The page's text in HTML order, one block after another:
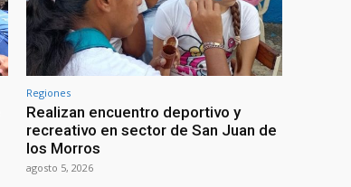
Regiones
Realizan encuentro deportivo y
recreativo en sector de San Juan de
los Morros
agosto 5, 2026